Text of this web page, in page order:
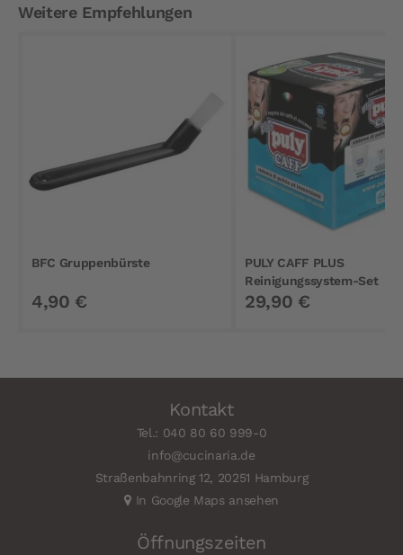
Weitere Empfehlungen
BFC Gruppenbürste
4,90 €
PULY CAFF PLUS
Reinigungssystem-Set
29,90 €
Kontakt
Tel.: 040 80 60 999-0
info@cucinaria.de
Straßenbahnring 12, 20251 Hamburg
In Google Maps ansehen
Öffnungszeiten